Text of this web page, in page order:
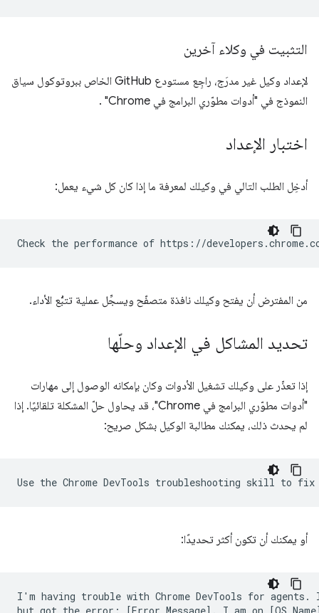
التثبيت في وكلاء آخرين
لإعداد وكيل غير مدرَج، راجِع مستودع GitHub الخاص ببروتوكول سياق
النموذج في "أدوات مطوّري البرامج في Chrome"
.
اختبار الإعداد
أدخِل الطلب التالي في وكيلك لمعرفة ما إذا كان كل شيء يعمل:
من المفترض أن يفتح وكيلك نافذة متصفّح ويسجِّل عملية تتبُّع الأداء.
تحديد المشاكل في الإعداد وحلّها
إذا تعذّر على وكيلك تشغيل الأدوات وكان بإمكانه الوصول إلى مهارات
"أدوات مطوّري البرامج في Chrome"، قد يحاول حلّ المشكلة تلقائيًا. إذا
لم يحدث ذلك، يمكنك مطالبة الوكيل بشكل صريح:
أو يمكنك أن تكون أكثر تحديدًا:
I'm having trouble with Chrome DevTools for